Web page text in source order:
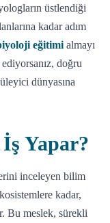
üstlendiği
kadar adım
eğitimi almayı
doğru
dünyasına
Yapar?
inceleyen bilim
kadar,
Bu meslek, sürekli